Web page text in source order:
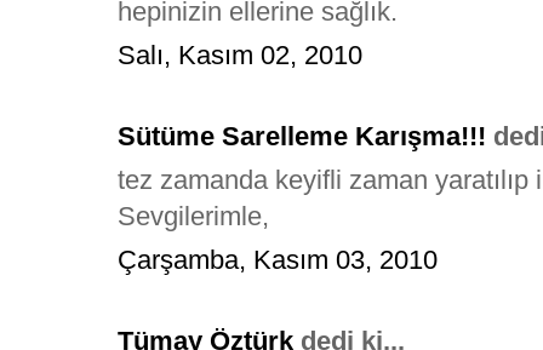
hepinizin ellerine sağlık.
Salı, Kasım 02, 2010
Sütüme Sarelleme Karışma!!!
tez zamanda keyifli zaman
Sevgilerimle,
Çarşamba, Kasım 03, 2010
Tümay Öztürk dedi ki...